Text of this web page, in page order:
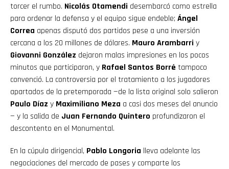
torcer el rumbo. Nicolás Otamendi desembarcó como estrella
para ordenar la defensa y el equipo sigue endeble; Ángel
Correa apenas disputó dos partidos pese a una inversión
cercana a los 20 millones de dólares. Mauro Arambarri y
Giovanni González dejaron malas impresiones en los pocos
minutos que participaron, y Rafael Santos Borré tampoco
convenció. La controversia por el tratamiento a los jugadores
apartados de la pretemporada —de la lista original solo salieron
Paulo Díaz y Maximiliano Meza a casi dos meses del anuncio
— y la salida de Juan Fernando Quintero profundizaron el
descontento en el Monumental.
En la cúpula dirigencial, Pablo Longoria lleva adelante las
negociaciones del mercado de pases y comparte los